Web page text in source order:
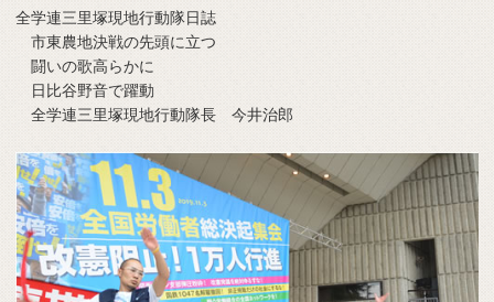
全学連三里塚現地行動隊日誌
市東農地決戦の先頭に立つ
闘いの歌高らかに
日比谷野音で躍動
全学連三里塚現地行動隊長 今井治郎